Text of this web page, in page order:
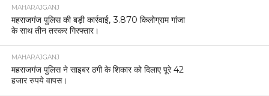
MAHARAJGANJ
महराजगंज पुलिस की बड़ी कार्रवाई, 3.870 किलोग्राम गांजा
के साथ तीन तस्कर गिरफ्तार।
MAHARAJGANJ
महराजगंज पुलिस ने साइबर ठगी के शिकार को दिलाए पूरे 42
हजार रुपये वापस।